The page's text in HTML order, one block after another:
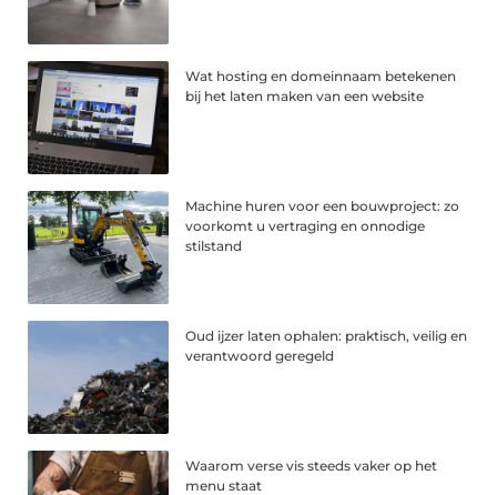
Wat hosting en domeinnaam betekenen
bij het laten maken van een website
Machine huren voor een bouwproject: zo
voorkomt u vertraging en onnodige
stilstand
Oud ijzer laten ophalen: praktisch, veilig en
verantwoord geregeld
Waarom verse vis steeds vaker op het
menu staat